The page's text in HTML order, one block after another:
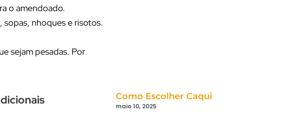
o amendoado.
sopas, nhoques e risotos.
sejam pesadas. Por
Como Escolher Caqui
maio 10, 2025